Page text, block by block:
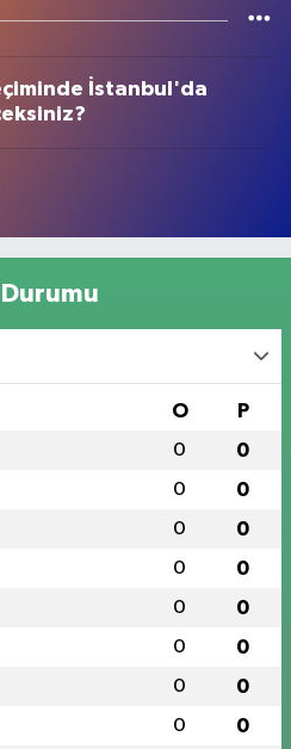
İstanbul'da
O P
0 0
0 0
0 0
0 0
0 0
0 0
0 0
0 0